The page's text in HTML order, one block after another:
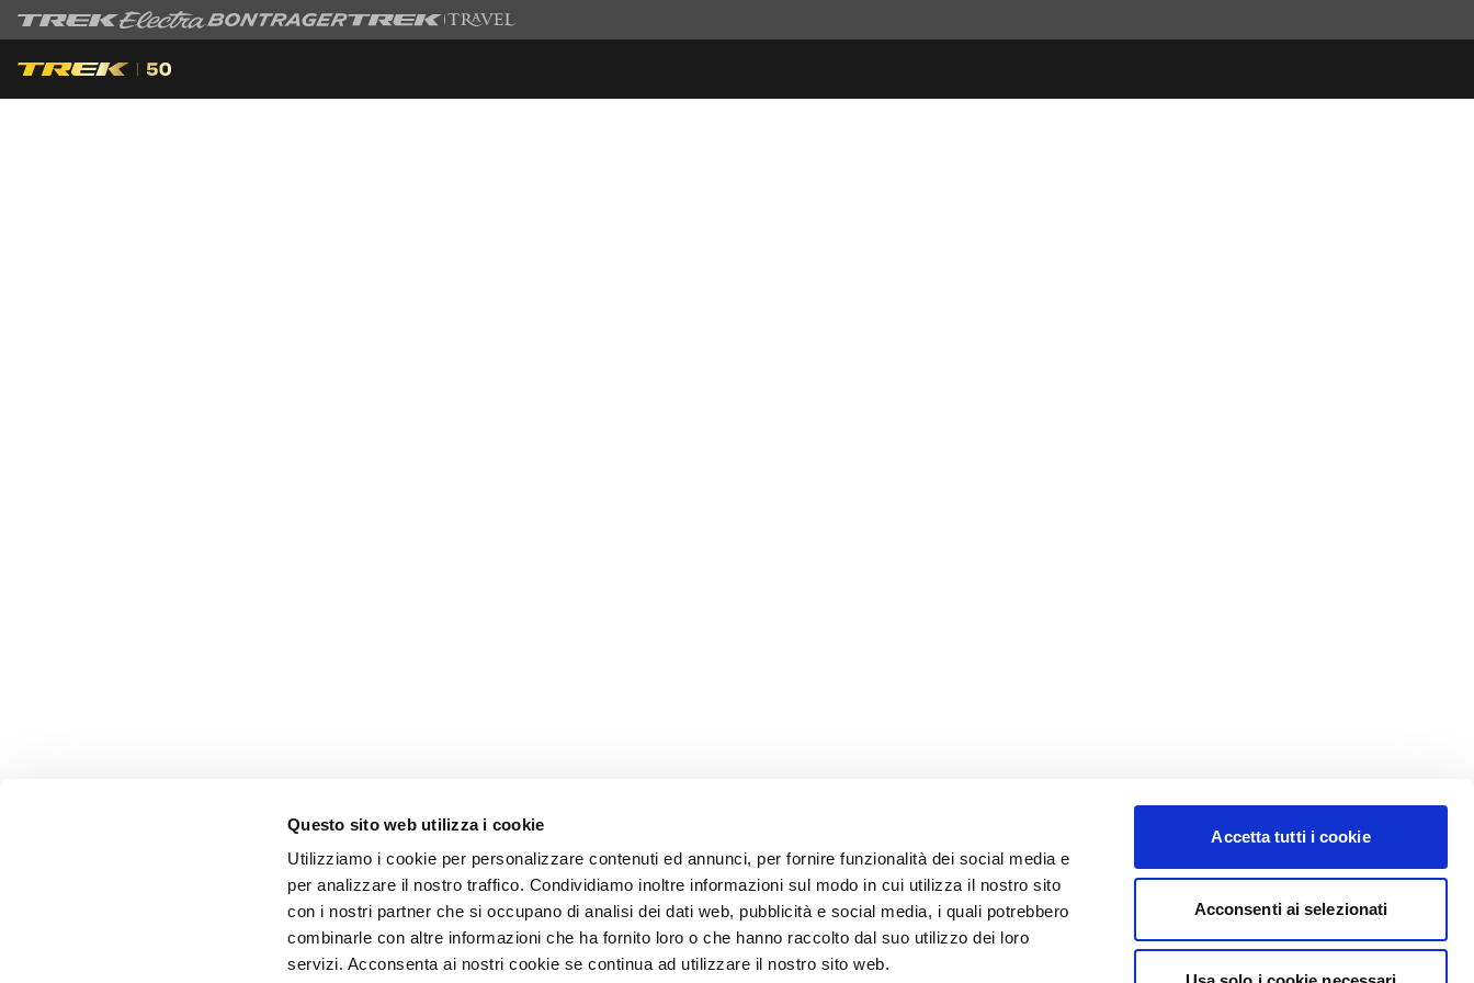
Questo sito web utilizza i cookie
Utilizziamo i cookie per personalizzare contenuti ed annunci, per fornire funzionalità dei social media e
per analizzare il nostro traffico. Condividiamo inoltre informazioni sul modo in cui utilizza il nostro sito
con i nostri partner che si occupano di analisi dei dati web, pubblicità e social media, i quali potrebbero
combinarle con altre informazioni che ha fornito loro o che hanno raccolto dal suo utilizzo dei loro
servizi. Acconsenta ai nostri cookie se continua ad utilizzare il nostro sito web.
Accetta tutti i cookie
Acconsenti ai selezionati